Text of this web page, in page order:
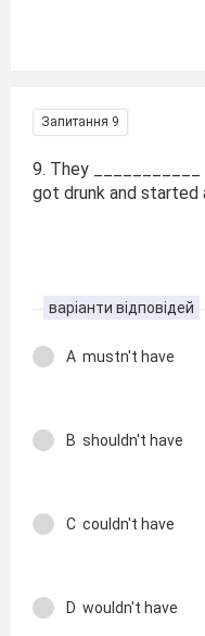
Запитання 9
9. They
got drunk and started
варіанти відповідей
A mustn't have
B shouldn't have
C couldn't have
D wouldn't have